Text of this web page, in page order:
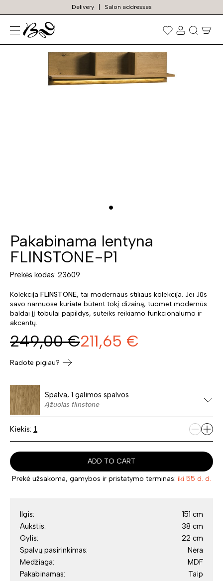
Delivery Salon addresses
Prekių
paieška
N
Pakabinama lentyna
FLINSTONE-P1
Prekės kodas: 23609
Kolekcija FLINSTONE, tai modernaus stiliaus kolekcija. Jei Jūs
savo namuose kuriate būtent tokį dizainą, tuomet modernūs
baldai jį tobulai papildys, suteiks reikiamo funkcionalumo ir
akcentų.
249,00 €211,65 €
Radote pigiau?
Spalva, 1 galimos spalvos
Ąžuolas flinstone
Kiekis:
ADD TO CART
Prekė užsakoma, gamybos ir pristatymo terminas: iki 55 d. d.
Ilgis:
151 cm
Aukštis:
38 cm
Gylis:
22 cm
Spalvų pasirinkimas:
Nėra
Medžiaga:
MDF
Pakabinamas:
Taip